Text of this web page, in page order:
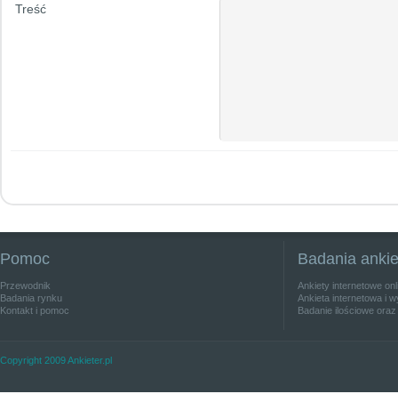
Treść
Pomoc
Przewodnik
Badania rynku
Kontakt i pomoc
Badania
Ankiety internetowe
Ankieta internetowa i
Badanie ilościowe
Copyright 2009 Ankieter.pl